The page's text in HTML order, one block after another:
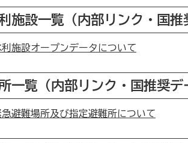
施設一覧（内部リンク・国推
施設オープンデータについて
一覧（内部リンク・国推奨デ
避難場所及び指定避難所について